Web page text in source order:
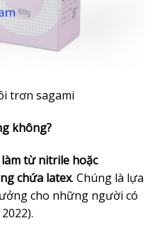
trơn sagami
không?
từ nitrile hoặc
chứa latex. Chúng là lựa
cho những người có